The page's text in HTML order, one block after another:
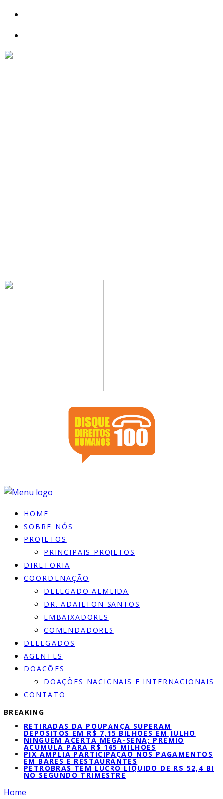
HOME
SOBRE NÓS
PROJETOS
PRINCIPAIS PROJETOS
DIRETORIA
COORDENAÇÃO
DELEGADO ALMEIDA
DR. ADAILTON SANTOS
EMBAIXADORES
COMENDADORES
DELEGADOS
AGENTES
DOACÕES
DOAÇÕES NACIONAIS E INTERNACIONAIS
CONTATO
BREAKING
RETIRADAS DA POUPANÇA SUPERAM
DEPÓSITOS EM R$ 7,15 BILHÕES EM JULHO
NINGUÉM ACERTA MEGA-SENA; PRÊMIO
ACUMULA PARA R$ 165 MILHÕES
PIX AMPLIA PARTICIPAÇÃO NOS PAGAMENTOS
EM BARES E RESTAURANTES
PETROBRAS TEM LUCRO LÍQUIDO DE R$ 52,4 BI
NO SEGUNDO TRIMESTRE
Home